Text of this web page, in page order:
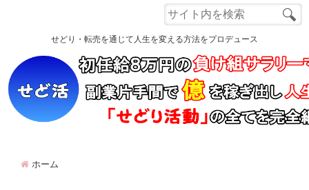
もくじ
読者さんの声
せどり・転売を通じて人生を変える方法をプロデュース
ホーム